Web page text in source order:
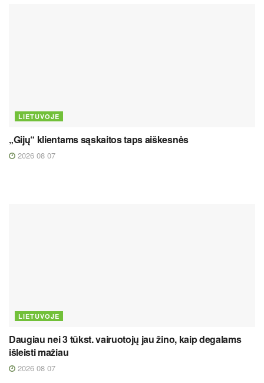
LIETUVOJE
„Gijų“ klientams sąskaitos taps aiškesnės
2026 08 07
LIETUVOJE
Daugiau nei 3 tūkst. vairuotojų jau žino, kaip degalams
išleisti mažiau
2026 08 07